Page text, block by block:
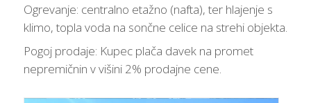
Ogrevanje: centralno etažno (nafta), ter hlajenje s
klimo, topla voda na sončne celice na strehi objekta.
Pogoj prodaje: Kupec plača davek na promet
nepremičnin v višini 2% prodajne cene.